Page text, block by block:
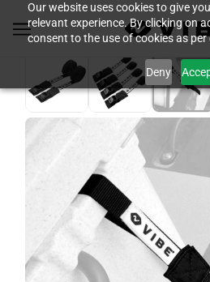
Our website uses cookies to give
relevant experience. By clicking on
consent to the use of cookies as
Deny